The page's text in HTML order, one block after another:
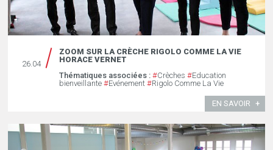
26.04
ZOOM SUR LA CRÈCHE RIGOLO COMME LA VIE
HORACE VERNET
Thématiques associées : #Crèches #Education
bienveillante #Evénement #Rigolo Comme La Vie
EN SAVOIR